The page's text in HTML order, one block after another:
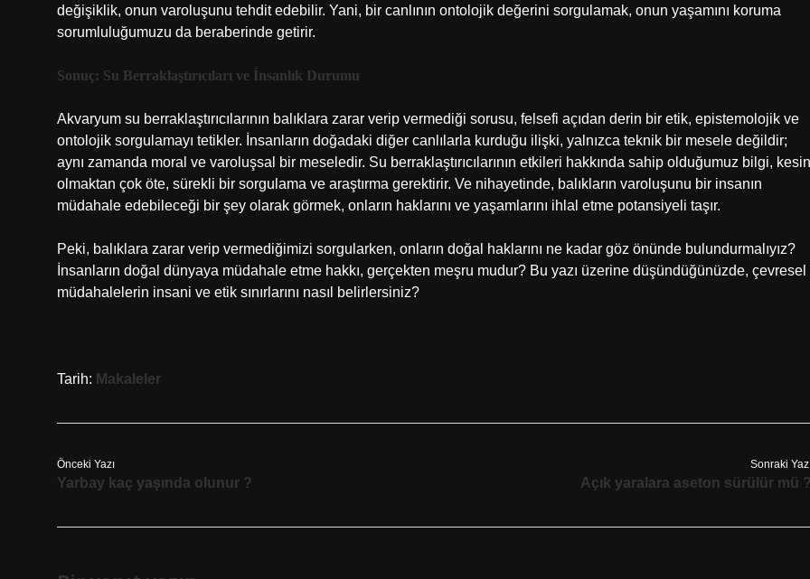
değişiklik, onun varoluşunu tehdit edebilir. Yani, bir canlının ontolojik değerini sorgulamak, onun yaşamını koruma
sorumluluğumuzu da beraberinde getirir.
Sonuç: Su Berraklaştırıcıları ve İnsanlık Durumu
Akvaryum su berraklaştırıcılarının balıklara zarar verip vermediği sorusu, felsefi açıdan derin bir etik, epistemolojik ve
ontolojik sorgulamayı tetikler. İnsanların doğadaki diğer canlılarla kurduğu ilişki, yalnızca teknik bir mesele değildir;
aynı zamanda moral ve varoluşsal bir meseledir. Su berraklaştırıcılarının etkileri hakkında sahip olduğumuz bilgi, kesin
olmaktan çok öte, sürekli bir sorgulama ve araştırma gerektirir. Ve nihayetinde, balıkların varoluşunu bir insanın
müdahale edebileceği bir şey olarak görmek, onların haklarını ve yaşamlarını ihlal etme potansiyeli taşır.
Peki, balıklara zarar verip vermediğimizi sorgularken, onların doğal haklarını ne kadar göz önünde bulundurmalıyız?
İnsanların doğal dünyaya müdahale etme hakkı, gerçekten meşru mudur? Bu yazı üzerine düşündüğünüzde, çevresel
müdahalelerin insani ve etik sınırlarını nasıl belirlersiniz?
Tarih: Makaleler
Önceki Yazı
Yarbay kaç yaşında olunur ?
Sonraki
Açık yaralara aseton sürülür mü